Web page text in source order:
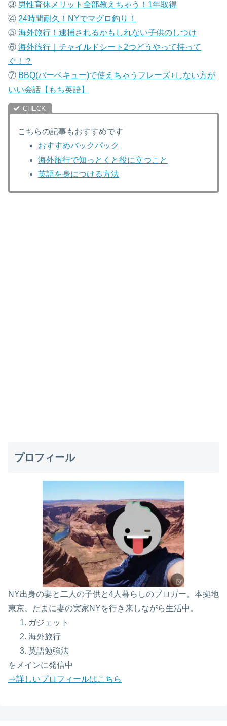
③ 男性育休メリット全部教えちゃう！1年取得
④ 24時間耐久！NYでマグロ釣り！
⑤ 海外旅行！逮捕されるかもしれない子供のしつけ
⑥ 海外旅行｜チャイルドシート2つどうやって持って
ぐ！？
⑦ BBQ(バーベキュー)で使えちゃうフレーズ+しない方が
いい会話【もち英語】
こちらの記事もおすすめです
おすすめバックパック
海外旅行で知っとくと役に立つこと
英語を身につける方法
プロフィール
NY出身の妻と二人の子供と4人暮らしのブロガー。本拠地
東京、たまに妻の実家NYを行き来しながら生活中。
ガジェット
海外旅行
英語勉強法
をメインに発信中
⇒詳しいプロフィールはこちら